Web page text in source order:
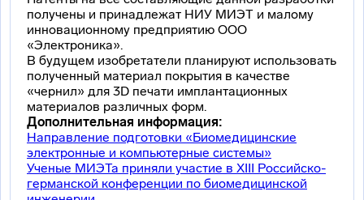
получены и принадлежат НИУ МИЭТ и малому
инновационному предприятию ООО
«Электроника».
В будущем изобретатели планируют использовать
полученный материал покрытия в качестве
«чернил» для 3D печати имплантационных
материалов различных форм.
Дополнительная информация:
Направление подготовки «Биомедицинские
электронные и компьютерные системы»
Ученые МИЭТа приняли участие в XIII Российско-
германской конференции по биомедицинской